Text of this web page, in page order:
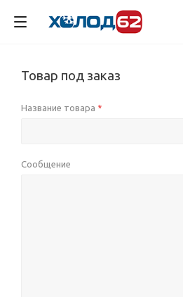
Товар под заказ
Название товара *
Сообщение